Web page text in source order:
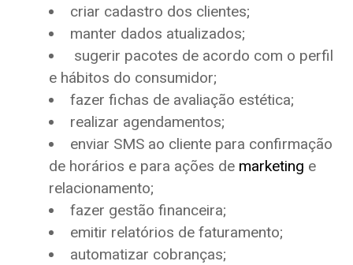
criar cadastro dos clientes;
manter dados atualizados;
sugerir pacotes de acordo com o perfil
e hábitos do consumidor;
fazer fichas de avaliação estética;
realizar agendamentos;
enviar SMS ao cliente para confirmação
de horários e para ações de marketing e
relacionamento;
fazer gestão financeira;
emitir relatórios de faturamento;
automatizar cobranças;